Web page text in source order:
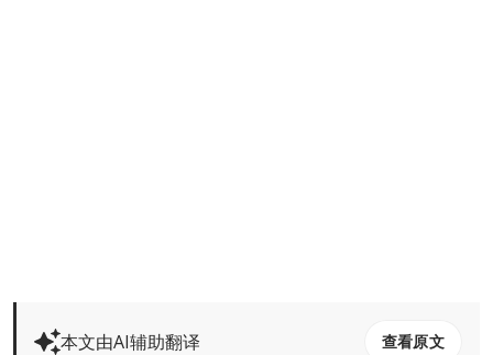
本文由AI辅助翻译 查看原文